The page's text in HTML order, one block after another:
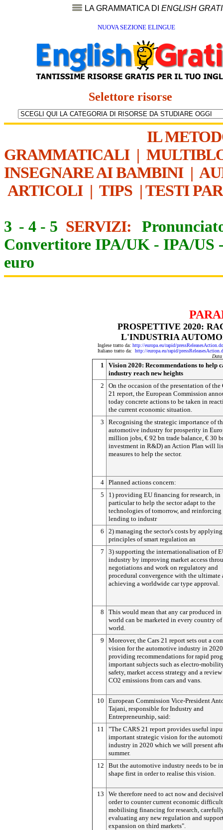
LA GRAMMATICA DI ENGLISH
NUOVA SEZIONE ELINGUE
Selettore risorse
IL
GRAMMATICALI|
INSEGNARE AI BAMBINI|
ARTICOLI| TIPS | TESTI
3 - 4 - 5 SERVIZI:
Convertitore IPA/UK - IPA/US
euro
PROSPETTIVE 2020:
L'INDUSTRIA
Inglese tratto da: http://europa.eu/rapid/
Italiano tratto da: http://europa.eu/rapid/
Data
1
Vision 2020: Recommendations to help
industry reach new heights
2
On the occasion of the presentation of the
21 report, the European Commission
today concrete actions to be taken in
the current economic situation.
3
Recognising the strategic importance of
automotive industry for prosperity in
million jobs, € 92 bn trade balance, € 30
investment in R&D) an Action Plan will
measures to help the sector.
4 Planned actions concern:
5
1) providing EU financing for research, in
particular to help the sector adapt to the
technologies of tomorrow, and
lending to industr
6
2) managing the sector's costs by
principles of smart regulation an
7
3) supporting the internationalisation of
industry by improving market access
negotiations and work on regulatory and
procedural convergence with the ultimate
achieving a worldwide car type approval.
8
This would mean that any car produced in
world can be marketed in every country
world.
9
Moreover, the Cars 21 report sets out a
vision for the automotive industry in 2020
providing recommendations for rapid
important subjects such as electro-
safety, market access strategy and a
CO2 emissions from cars and vans.
10
European Commission Vice-President
Tajani, responsible for Industry and
Entrepreneurship, said:
11
"The CARS 21 report provides useful
important strategic vision for the
industry in 2020 which we will present
summer.
12
But the automotive industry needs to be
shape first in order to realise this vision.
13
We therefore need to act now and
order to counter current economic
mobilising financing for research,
evaluating any new regulation and
expansion on third markets".